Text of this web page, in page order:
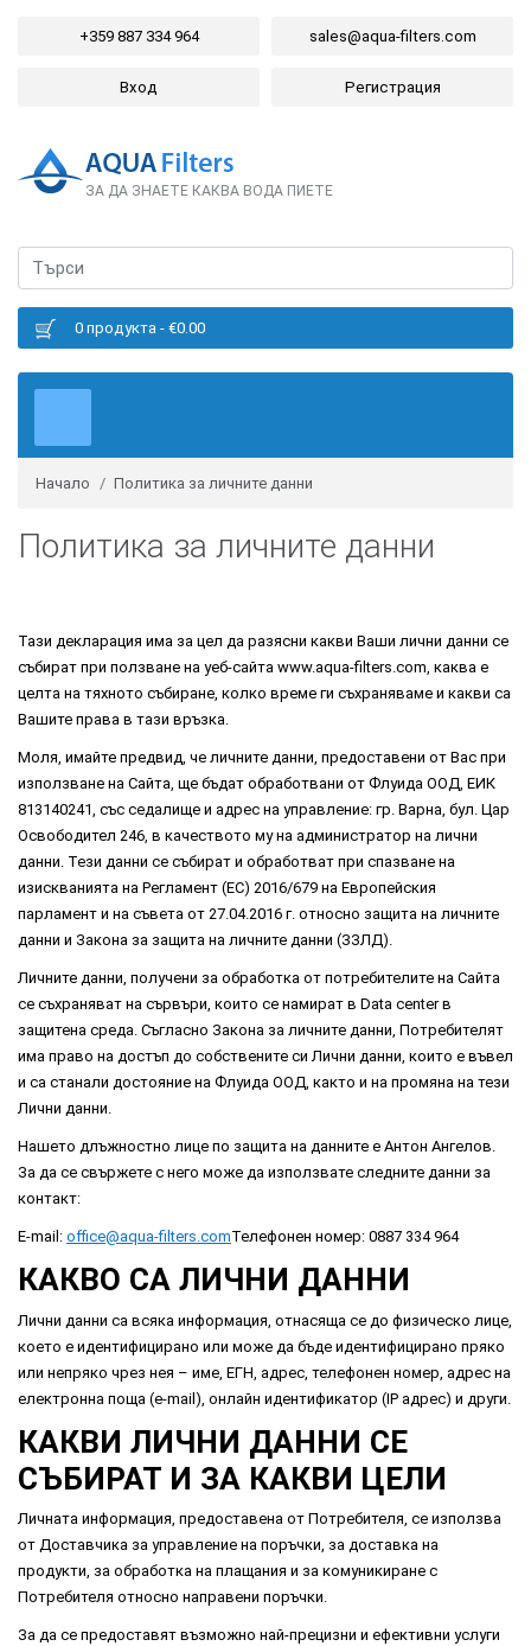
+359 887 334 964 sales@aqua-filters.com
Вход Регистрация
ЗА ДА ЗНАЕТЕ КАКВА ВОДА ПИЕТЕ
0 продукта - €0.00
Начало Политика за личните данни
Политика за личните данни
Тази декларация има за цел да разясни какви Ваши лични данни се
събират при ползване на уеб-сайта www.aqua-filters.com, каква е
целта на тяхното събиране, колко време ги съхраняваме и какви са
Вашите права в тази връзка.
Моля, имайте предвид, че личните данни, предоставени от Вас при
използване на Сайта, ще бъдат обработвани от Флуида ООД, ЕИК
813140241, със седалище и адрес на управление: гр. Варна, бул. Цар
Освободител 246, в качеството му на администратор на лични
данни. Тези данни се събират и обработват при спазване на
изискванията на Регламент (ЕС) 2016/679 на Европейския
парламент и на съвета от 27.04.2016 г. относно защита на личните
данни и Закона за защита на личните данни (ЗЗЛД).
Личните данни, получени за обработка от потребителите на Сайта
се съхраняват на сървъри, които се намират в Data center в
защитена среда. Съгласно Закона за личните данни, Потребителят
има право на достъп до собствените си Лични данни, които е въвел
и са станали достояние на Флуида ООД, както и на промяна на тези
Лични данни.
Нашето длъжностно лице по защита на данните е Антон Ангелов.
За да се свържете с него може да използвате следните данни за
контакт:
Е-mail: office@aqua-filters.comТелефонен номер: 0887 334 964
КАКВО СА ЛИЧНИ ДАННИ
Лични данни са всяка информация, отнасяща се до физическо лице,
което е идентифицирано или може да бъде идентифицирано пряко
или непряко чрез нея – име, ЕГН, адрес, телефонен номер, адрес на
електронна поща (e-mail), онлайн идентификатор (IP адрес) и други.
КАКВИ ЛИЧНИ ДАННИ СЕ
СЪБИРАТ И ЗА КАКВИ ЦЕЛИ
Личната информация, предоставена от Потребителя, се използва
от Доставчика за управление на поръчки, за доставка на
продукти, за обработка на плащания и за комуникиране с
Потребителя относно направени поръчки.
За да се предоставят възможно най-прецизни и ефективни услуги